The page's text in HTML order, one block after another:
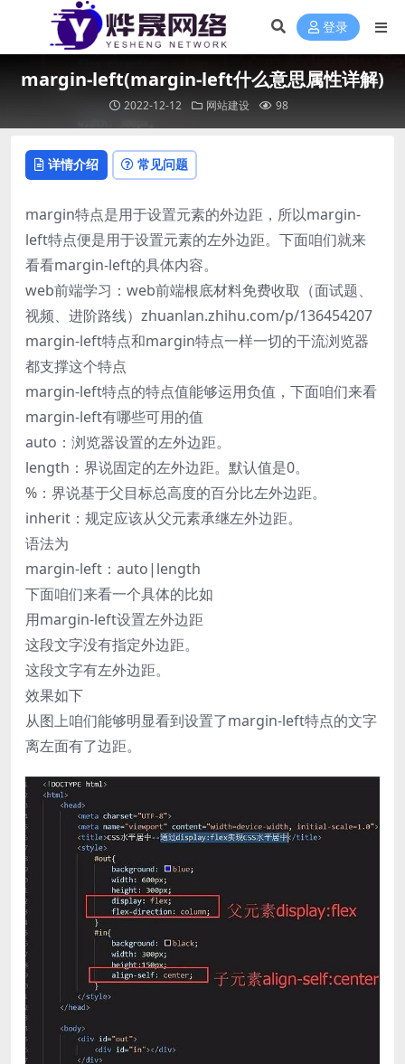
登录
margin-left(margin-left什么意思属性详解)
2022-12-12 网站建设 98
详情介绍 常见问题
margin特点是用于设置元素的外边距，所以margin-
left特点便是用于设置元素的左外边距。下面咱们就来
看看margin-left的具体内容。
web前端学习：web前端根底材料免费收取（面试题、
视频、进阶路线）zhuanlan.zhihu.com/p/136454207
margin-left特点和margin特点一样一切的干流浏览器
都支撑这个特点
margin-left特点的特点值能够运用负值，下面咱们来看
margin-left有哪些可用的值
auto：浏览器设置的左外边距。
length：界说固定的左外边距。默认值是0。
%：界说基于父目标总高度的百分比左外边距。
inherit：规定应该从父元素承继左外边距。
语法为
margin-left：auto|length
下面咱们来看一个具体的比如
用margin-left设置左外边距
这段文字没有指定外边距。
这段文字有左外边距。
效果如下
从图上咱们能够明显看到设置了margin-left特点的文字
离左面有了边距。